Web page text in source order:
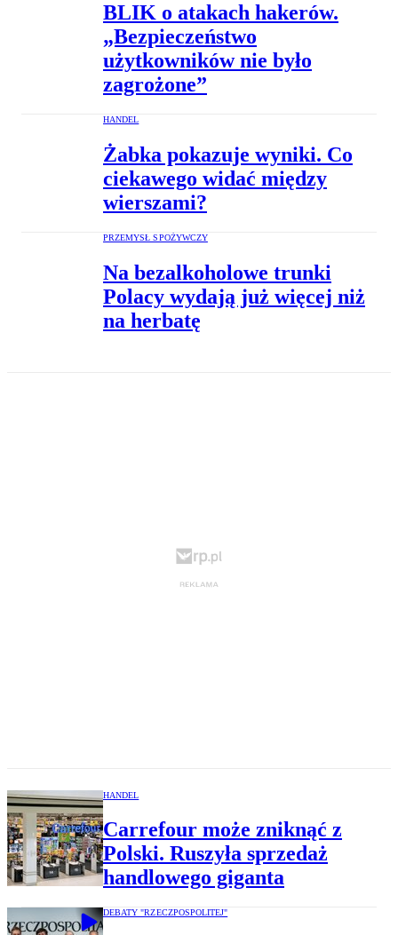
BLIK o atakach hakerów.
„Bezpieczeństwo
użytkowników nie było
zagrożone”
HANDEL
Żabka pokazuje wyniki. Co
ciekawego widać między
wierszami?
PRZEMYSŁ SPOŻYWCZY
Na bezalkoholowe trunki
Polacy wydają już więcej niż
na herbatę
HANDEL
Carrefour może zniknąć z
Polski. Ruszyła sprzedaż
handlowego giganta
DEBATY "RZECZPOSPOLITEJ"